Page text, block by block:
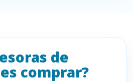
de
comprar?